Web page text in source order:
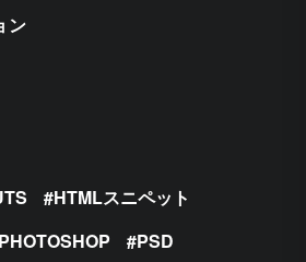
ン
HTMLスニペット
PHOTOSHOP
PSD